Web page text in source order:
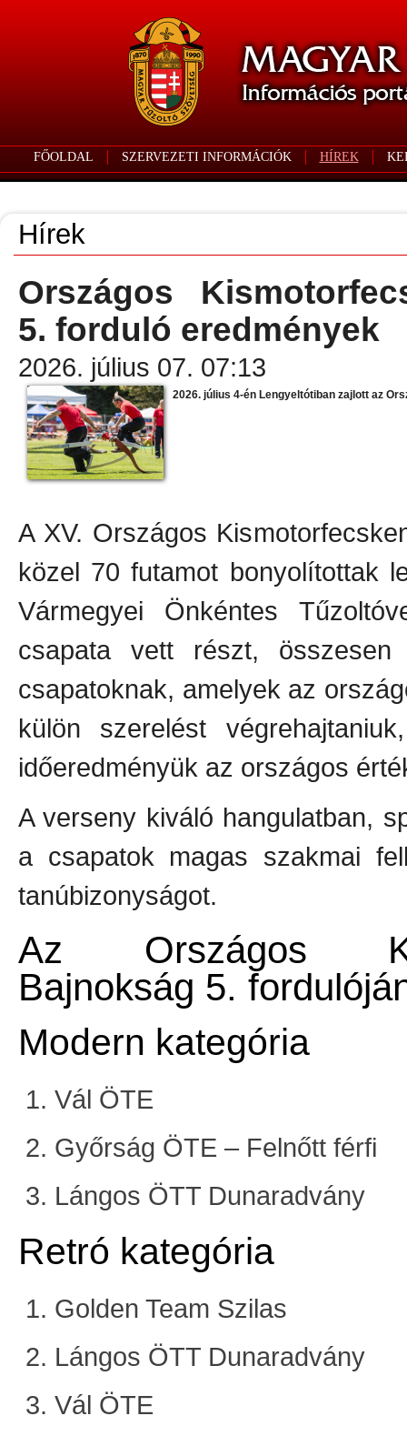
FŐOLDAL SZERVEZETI INFORMÁCIÓK HÍREK
Hírek
Országos
5. forduló eredmények
2026. július 07. 07:13
2026. július 4-én Lengyeltótiban zajlott az
A XV. Országos
közel 70 futamot bonyolítottak
Vármegyei Önkéntes
csapata vett részt,
csapatoknak, amelyek az
külön szerelést
időeredményük az országos
A verseny kiváló hangulatban,
a csapatok magas szakmai
tanúbizonyságot.
Az Országos
Bajnokság 5.
Modern kategória
Vál ÖTE
Győrság ÖTE – Felnőtt férfi
Lángos ÖTT Dunaradvány
Retró kategória
Golden Team Szilas
Lángos ÖTT Dunaradvány
Vál ÖTE